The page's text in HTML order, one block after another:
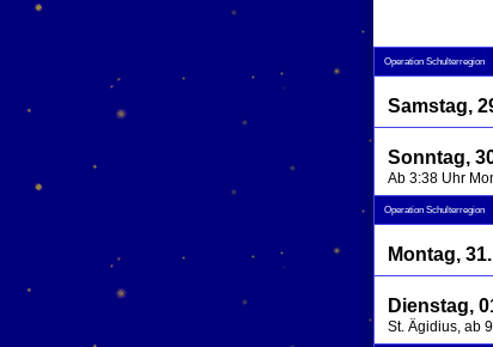
Operation Schulterregion
Samstag,
Sonntag,
Ab 3:38 Uhr
Operation Schulterregion
Montag,
Dienstag,
St. Ägidius, ab